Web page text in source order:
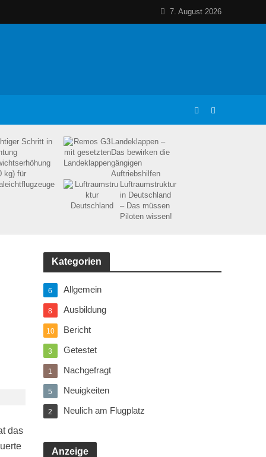
7. August 2026
Schritt in
kg) für
Landeklappen –
Das bewirken die
gängigen
Auftriebshilfen
Luftraumstruktur
in Deutschland
– Das müssen
Piloten wissen!
das
Kategorien
Allgemein
6
Ausbildung
8
Bericht
10
Getestet
3
Nachgefragt
1
Neuigkeiten
5
Neulich am Flugplatz
2
Anzeige